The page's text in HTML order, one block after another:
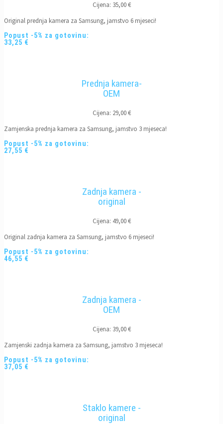
Cijena: 35,00 €
Original prednja kamera za Samsung, jamstvo 6 mjeseci!
Popust -5% za gotovinu:
33,25 €
Prednja kamera-
OEM
Cijena: 29,00 €
Zamjenska prednja kamera za Samsung, jamstvo 3 mjeseca!
Popust -5% za gotovinu:
27,55 €
Zadnja kamera -
original
Cijena: 49,00 €
Original zadnja kamera za Samsung, jamstvo 6 mjeseci!
Popust -5% za gotovinu:
46,55 €
Zadnja kamera -
OEM
Cijena: 39,00 €
Zamjenski zadnja kamera za Samsung, jamstvo 3 mjeseca!
Popust -5% za gotovinu:
37,05 €
Staklo kamere -
original